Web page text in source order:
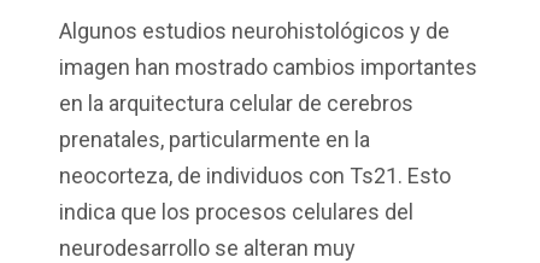
Algunos estudios neurohistológicos y de
imagen han mostrado cambios importantes
en la arquitectura celular de cerebros
prenatales, particularmente en la
neocorteza, de individuos con Ts21. Esto
indica que los procesos celulares del
neurodesarrollo se alteran muy